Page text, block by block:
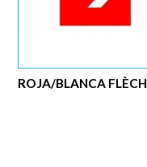
ROJA/BLANCA